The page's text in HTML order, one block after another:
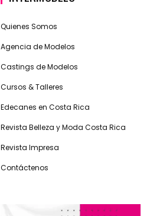
Quienes Somos
Agencia de Modelos
Castings de Modelos
Cursos & Talleres
Edecanes en Costa Rica
Revista Belleza y Moda Costa Rica
Revista Impresa
Contáctenos